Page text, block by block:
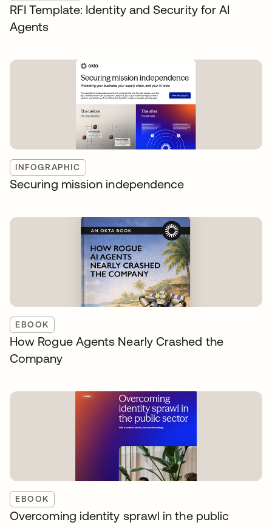
RFI Template: Identity and Security for AI
Agents
INFOGRAPHIC
Securing mission independence
EBOOK
How Rogue Agents Nearly Crashed the
Company
EBOOK
Overcoming identity sprawl in the public